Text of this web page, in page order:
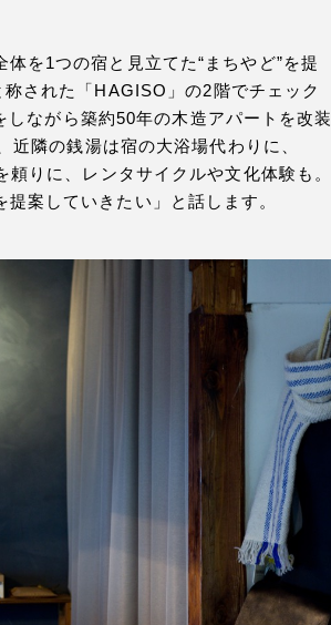
を1つの宿と見立てた“まちやど”を提
された「HAGISO」の2階でチェック
ながら築約50年の木造アパートを改装
隣の銭湯は宿の大浴場代わりに、
りに、レンタサイクルや文化体験も。
案していきたい」と話します。